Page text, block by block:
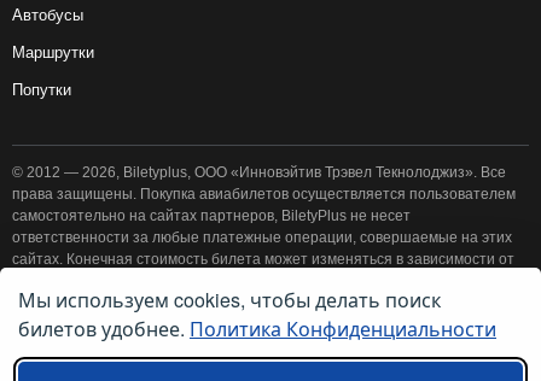
Автобусы
Маршрутки
Попутки
© 2012 — 2026, Biletyplus, ООО «Инновэйтив Трэвел Текнолоджиз». Все
права защищены. Покупка авиабилетов осуществляется пользователем
самостоятельно на сайтах партнеров, BiletyPlus не несет
ответственности за любые платежные операции, совершаемые на этих
сайтах. Конечная стоимость билета может изменяться в зависимости от
принятие правилпользовательского соглашенияи политики
конфиденциальности
Мы используем cookies, чтобы делать поиск
билетов удобнее. Политика Конфиденциальности